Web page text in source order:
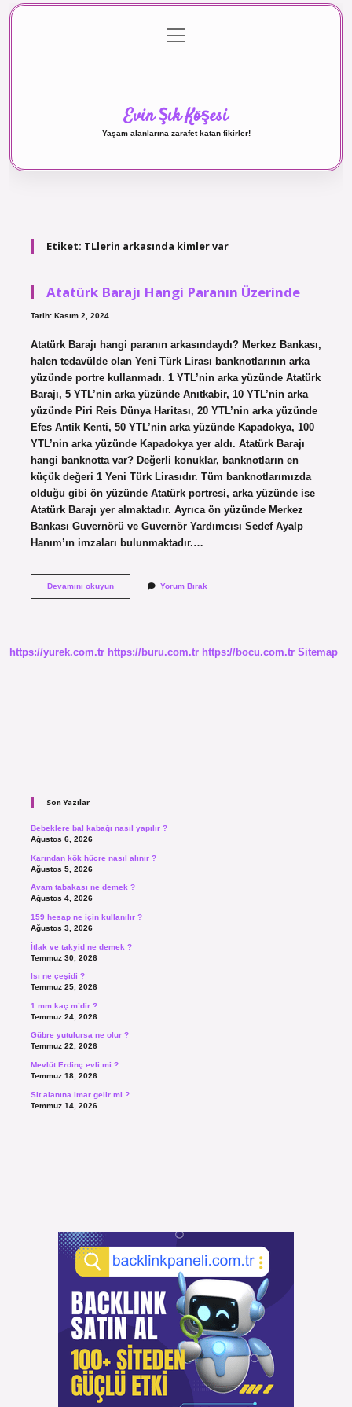
Gizlilik Politikası
menüyü
aç
Evin Şık Köşesi
Yaşam alanlarına zarafet katan fikirler!
Etiket: TLlerin arkasında kimler var
Atatürk Barajı Hangi Paranın Üzerinde
Tarih: Kasım 2, 2024
Atatürk Barajı hangi paranın arkasındaydı? Merkez Bankası,
halen tedavülde olan Yeni Türk Lirası banknotlarının arka
yüzünde portre kullanmadı. 1 YTL’nin arka yüzünde Atatürk
Barajı, 5 YTL’nin arka yüzünde Anıtkabir, 10 YTL’nin arka
yüzünde Piri Reis Dünya Haritası, 20 YTL’nin arka yüzünde
Efes Antik Kenti, 50 YTL’nin arka yüzünde Kapadokya, 100
YTL’nin arka yüzünde Kapadokya yer aldı. Atatürk Barajı
hangi banknotta var? Değerli konuklar, banknotların en
küçük değeri 1 Yeni Türk Lirasıdır. Tüm banknotlarımızda
olduğu gibi ön yüzünde Atatürk portresi, arka yüzünde ise
Atatürk Barajı yer almaktadır. Ayrıca ön yüzünde Merkez
Bankası Guvernörü ve Guvernör Yardımcısı Sedef Ayalp
Hanım’ın imzaları bulunmaktadır.…
Devamını okuyunAtatürk
Yorum Bırak
https://yurek.com.tr https://buru.com.tr https://bocu.com.tr Sitemap
Son Yazılar
Bebeklere bal kabağı nasıl yapılır ?
Ağustos 6, 2026
Karından kök hücre nasıl alınır ?
Ağustos 5, 2026
Avam tabakası ne demek ?
Ağustos 4, 2026
159 hesap ne için kullanılır ?
Ağustos 3, 2026
İtlak ve takyid ne demek ?
Temmuz 30, 2026
Isı ne çeşidi ?
Temmuz 25, 2026
1 mm kaç m’dir ?
Temmuz 24, 2026
Gübre yutulursa ne olur ?
Temmuz 22, 2026
Mevlüt Erdinç evli mi ?
Temmuz 18, 2026
Sit alanına imar gelir mi ?
Temmuz 14, 2026